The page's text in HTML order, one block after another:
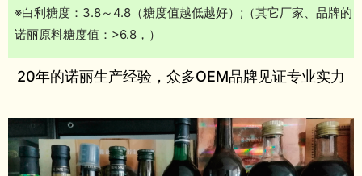
※白利糖度：3.8～4.8（糖度值越低越好）;（其它厂家、品牌的
诺丽原料糖度值：>6.8，）
20年的诺丽生产经验，众多OEM品牌见证专业实力